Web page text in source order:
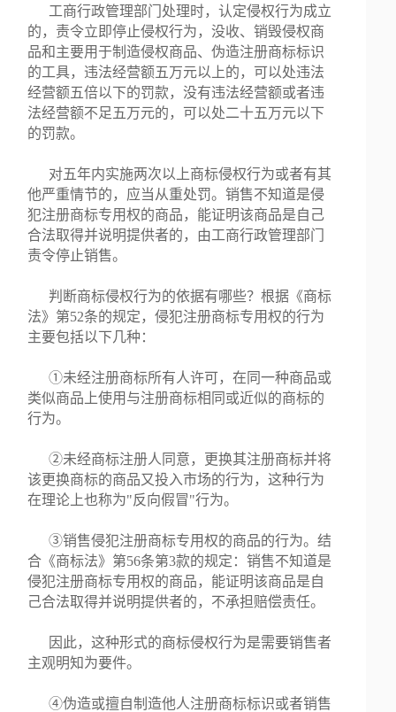
工商行政管理部门处理时，认定侵权行为成立
的，责令立即停止侵权行为，没收、销毁侵权商
品和主要用于制造侵权商品、伪造注册商标标识
的工具，违法经营额五万元以上的，可以处违法
经营额五倍以下的罚款，没有违法经营额或者违
法经营额不足五万元的，可以处二十五万元以下
的罚款。
对五年内实施两次以上商标侵权行为或者有其
他严重情节的，应当从重处罚。销售不知道是侵
犯注册商标专用权的商品，能证明该商品是自己
合法取得并说明提供者的，由工商行政管理部门
责令停止销售。
判断商标侵权行为的依据有哪些？根据《商标
法》第52条的规定，侵犯注册商标专用权的行为
主要包括以下几种：
①未经注册商标所有人许可，在同一种商品或
类似商品上使用与注册商标相同或近似的商标的
行为。
②未经商标注册人同意，更换其注册商标并将
该更换商标的商品又投入市场的行为，这种行为
在理论上也称为"反向假冒"行为。
③销售侵犯注册商标专用权的商品的行为。结
合《商标法》第56条第3款的规定：销售不知道是
侵犯注册商标专用权的商品，能证明该商品是自
己合法取得并说明提供者的，不承担赔偿责任。
因此，这种形式的商标侵权行为是需要销售者
主观明知为要件。
④伪造或擅自制造他人注册商标标识或者销售